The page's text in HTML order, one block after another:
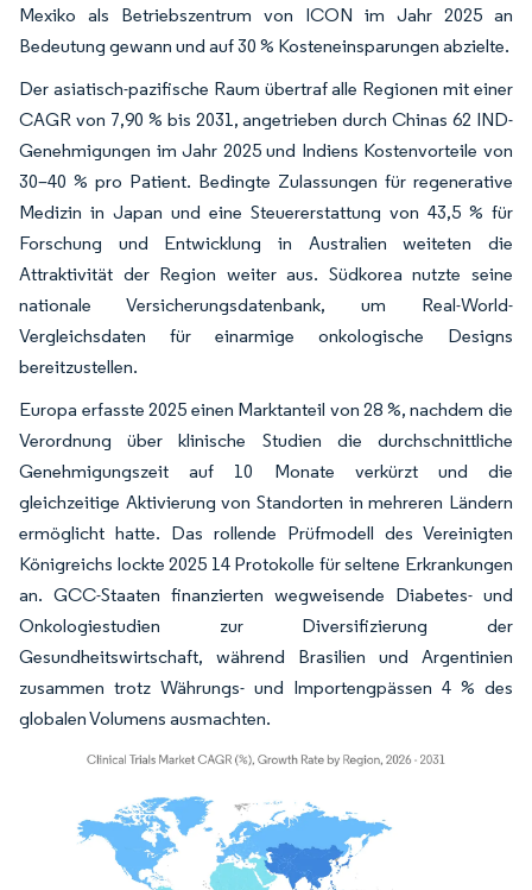
Mexiko als Betriebszentrum von ICON im Jahr 2025 an
Bedeutung gewann und auf 30 % Kosteneinsparungen abzielte.
Der asiatisch-pazifische Raum übertraf alle Regionen mit einer
CAGR von 7,90 % bis 2031, angetrieben durch Chinas 62 IND-
Genehmigungen im Jahr 2025 und Indiens Kostenvorteile von
30–40 % pro Patient. Bedingte Zulassungen für regenerative
Medizin in Japan und eine Steuererstattung von 43,5 % für
Forschung und Entwicklung in Australien weiteten die
Attraktivität der Region weiter aus. Südkorea nutzte seine
nationale Versicherungsdatenbank, um Real-World-
Vergleichsdaten für einarmige onkologische Designs
bereitzustellen.
Europa erfasste 2025 einen Marktanteil von 28 %, nachdem die
Verordnung über klinische Studien die durchschnittliche
Genehmigungszeit auf 10 Monate verkürzt und die
gleichzeitige Aktivierung von Standorten in mehreren Ländern
ermöglicht hatte. Das rollende Prüfmodell des Vereinigten
Königreichs lockte 2025 14 Protokolle für seltene Erkrankungen
an. GCC-Staaten finanzierten wegweisende Diabetes- und
Onkologiestudien zur Diversifizierung der
Gesundheitswirtschaft, während Brasilien und Argentinien
zusammen trotz Währungs- und Importengpässen 4 % des
globalen Volumens ausmachten.